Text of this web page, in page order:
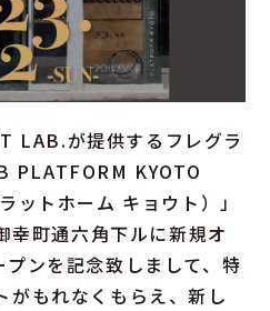
LAB.が提供するフレグラ
PLATFORM KYOTO
ットホーム キョウト）」
町通六角下ルに新規オ
ンを記念致しまして、特
がもれなくもらえ、新し